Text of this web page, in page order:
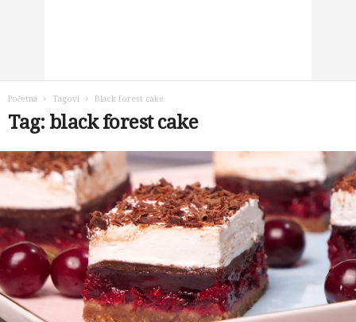
Početna Tagovi Black forest cake
Tag: black forest cake